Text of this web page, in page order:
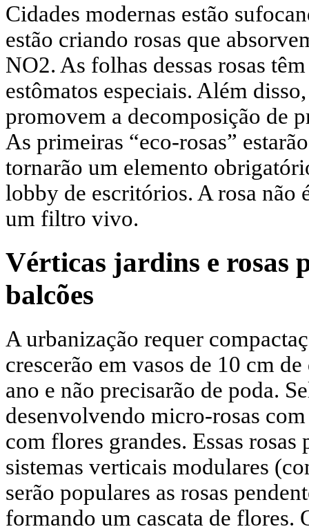
Cidades modernas estão
estão criando rosas que
NO2. As folhas dessas rosas
estômatos especiais. Além
promovem a decomposição de
As primeiras “eco-rosas”
tornarão um elemento
lobby de escritórios. A rosa não
um filtro vivo.
Vérticas jardins e rosas
balcões
A urbanização requer
crescerão em vasos de 10 cm
ano e não precisarão de poda.
desenvolvendo micro-rosas
com flores grandes. Essas
sistemas verticais modulares
serão populares as rosas
formando um cascata de flores.